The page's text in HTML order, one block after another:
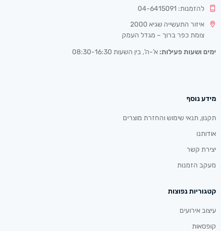
להזמנות: 04-6415091
איזור התעשייה שגיא 2000
צומת כפר ברוך – מגדל העמק
ימים ושעות פעילות: א’-ה’, בין השעות 08:30-16:30
מידע נוסף
תקנון, תנאי שימוש והחזרת מוצרים
אודותנו
יצירת קשר
מעקב הזמנות
קטגוריות נפוצות
עיצוב אירועים
קופסאות